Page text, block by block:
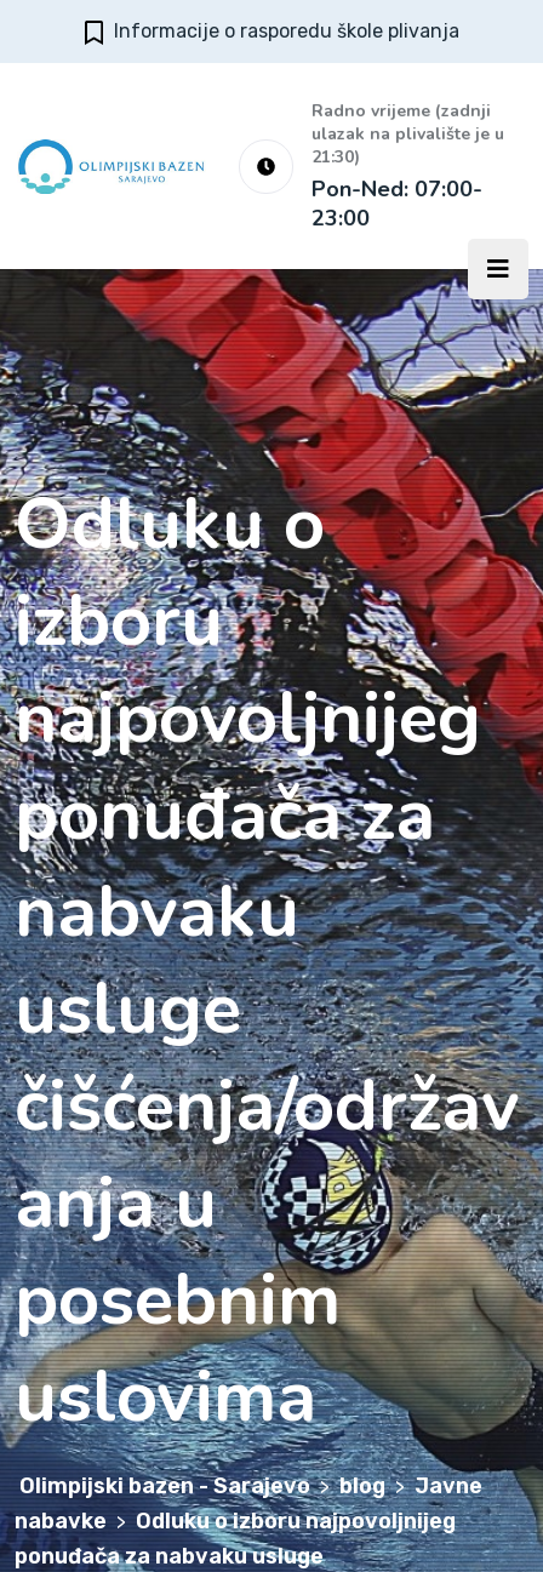
Informacije o rasporedu škole plivanja
Radno vrijeme (zadnji
ulazak na plivalište je u
21:30)
Pon-Ned: 07:00-
23:00
Odluku o
izboru
najpovoljnijeg
ponuđača za
nabvaku
usluge
čišćenja/održav
anja u
posebnim
uslovima
Olimpijski bazen - Sarajevo > blog > Javne
nabavke > Odluku o izboru najpovoljnijeg
ponuđača za nabvaku usluge